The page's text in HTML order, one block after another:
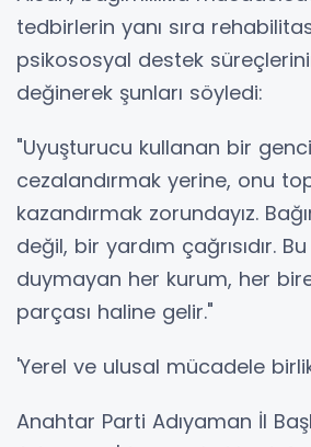
tedbirlerin yanı sıra
psikososyal destek
değinerek şunları söyledi:
"Uyuşturucu kullanan bir
cezalandırmak yerine, onu
kazandırmak zorundayız.
değil, bir yardım çağrısıdır. Bu
duymayan her kurum, her
parçası haline gelir."
'Yerel ve ulusal mücadele
Anahtar Parti Adıyaman İl